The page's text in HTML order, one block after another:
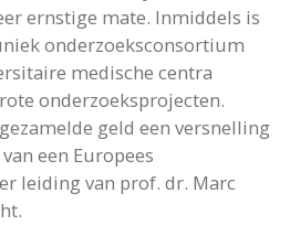
ernstige mate. Inmiddels is
onderzoeksconsortium
medische centra
onderzoeksprojecten.
geld een versnelling
een Europees
leiding van prof. dr. Marc